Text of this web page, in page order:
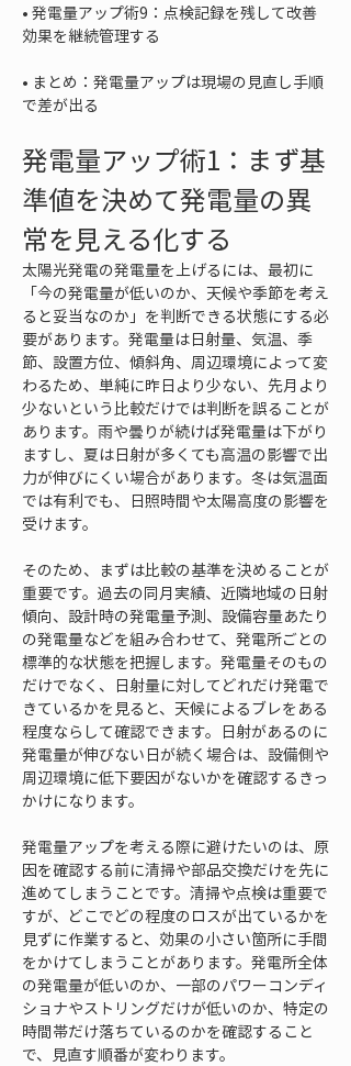
• 発電量アップ術9：点検記録を残して改善
• まとめ：発電量アップは現場の見直し手順
で差が出る
発電量アップ術1：まず基
準値を決めて発電量の異
常を見える化する
太陽光発電の発電量を上げるには、最初に
「今の発電量が低いのか、天候や季節を考え
ると妥当なのか」を判断できる状態にする必
要があります。発電量は日射量、気温、季
節、設置方位、傾斜角、周辺環境によって変
わるため、単純に昨日より少ない、先月より
少ないという比較だけでは判断を誤ることが
あります。雨や曇りが続けば発電量は下がり
ますし、夏は日射が多くても高温の影響で出
力が伸びにくい場合があります。冬は気温面
では有利でも、日照時間や太陽高度の影響を
受けます。
そのため、まずは比較の基準を決めることが
重要です。過去の同月実績、近隣地域の日射
傾向、設計時の発電量予測、設備容量あたり
の発電量などを組み合わせて、発電所ごとの
標準的な状態を把握します。発電量そのもの
だけでなく、日射量に対してどれだけ発電で
きているかを見ると、天候によるブレをある
程度ならして確認できます。日射があるのに
発電量が伸びない日が続く場合は、設備側や
周辺環境に低下要因がないかを確認するきっ
かけになります。
発電量アップを考える際に避けたいのは、原
因を確認する前に清掃や部品交換だけを先に
進めてしまうことです。清掃や点検は重要で
すが、どこでどの程度のロスが出ているかを
見ずに作業すると、効果の小さい箇所に手間
をかけてしまうことがあります。発電所全体
の発電量が低いのか、一部のパワーコンディ
ショナやストリングだけが低いのか、特定の
時間帯だけ落ちているのかを確認すること
で、見直す順番が変わります。